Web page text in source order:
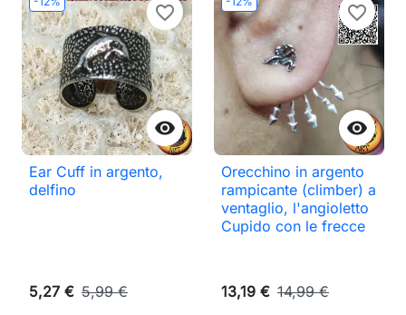

favorite_border
Ear Cuff in argento,
delfino
5,27 € 5,99 €

favorite_border
Orecchino in argento
rampicante (climber) a
ventaglio, l'angioletto
Cupido con le frecce
13,19 € 14,99 €